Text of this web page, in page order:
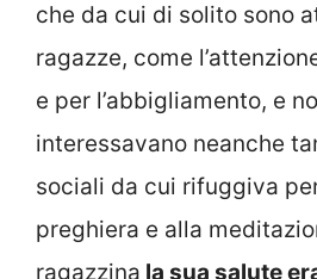
che da cui di solito sono
ragazze, come
e per l’abbigliamento, e
interessavano neanche
sociali da cui rifuggiva
preghiera e alla
ragazzina la sua salute